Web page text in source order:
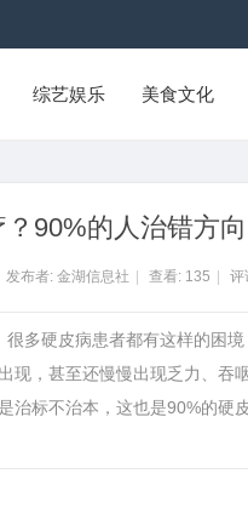
综艺娱乐 美食文化
90%的人治错方
发布者: 金湖信息社 查看: 135 评
多硬皮病患者都有这样的困
现，甚至还慢慢出现乏力、吞
治标不治本，这也是90%的